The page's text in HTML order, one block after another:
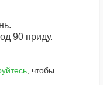
90 приду.
, чтобы